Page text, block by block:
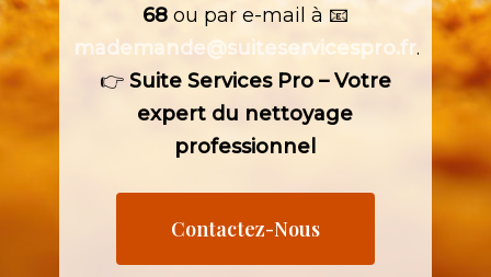
68ou par e-mail à 📧
mademande@suiteservicespro.fr.
👉 Suite Services Pro – Votre
expert du nettoyage
professionnel
Contactez-Nous